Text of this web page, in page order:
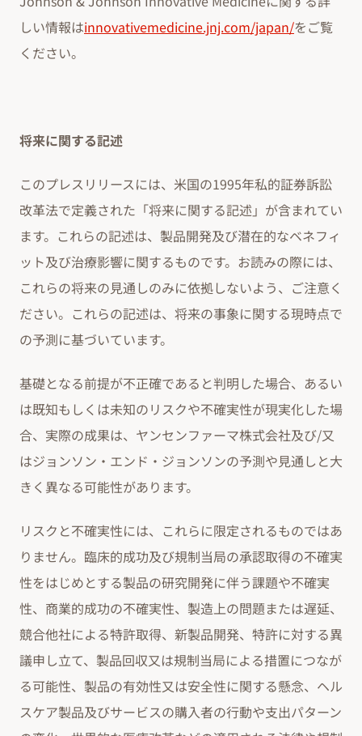
しい情報はinnovativemedicine.jnj.com/japan/をご覧
ください。
将来に関する記述
このプレスリリースには、米国の1995年私的証券訴訟
改革法で定義された「将来に関する記述」が含まれてい
ます。これらの記述は、製品開発及び潜在的なベネフィ
ット及び治療影響に関するものです。お読みの際には、
これらの将来の見通しのみに依拠しないよう、ご注意く
ださい。これらの記述は、将来の事象に関する現時点で
の予測に基づいています。
基礎となる前提が不正確であると判明した場合、あるい
は既知もしくは未知のリスクや不確実性が現実化した場
合、実際の成果は、ヤンセンファーマ株式会社及び/又
はジョンソン・エンド・ジョンソンの予測や見通しと大
きく異なる可能性があります。
リスクと不確実性には、これらに限定されるものではあ
りません。臨床的成功及び規制当局の承認取得の不確実
性をはじめとする製品の研究開発に伴う課題や不確実
性、商業的成功の不確実性、製造上の問題または遅延、
競合他社による特許取得、新製品開発、特許に対する異
議申し立て、製品回収又は規制当局による措置につなが
る可能性、製品の有効性又は安全性に関する懸念、ヘル
スケア製品及びサービスの購入者の行動や支出パターン